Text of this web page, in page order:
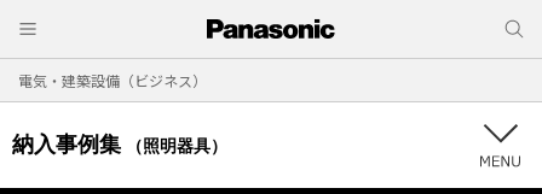
電気・建築設備（ビジネス）
納入事例集 （照明器具）